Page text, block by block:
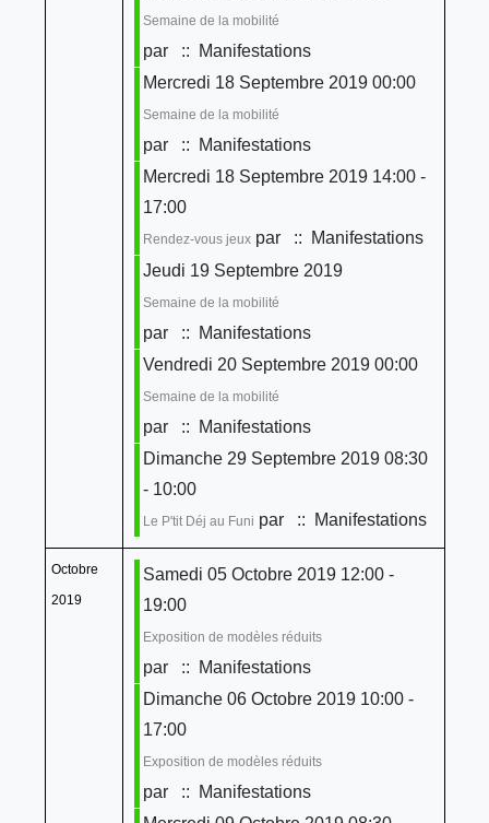
Semaine de la mobilité
par
:: Manifestations
Mercredi 18 Septembre 2019 00:00
Semaine de la mobilité
par
:: Manifestations
Mercredi 18 Septembre 2019 14:00 -
17:00
Rendez-vous jeuxpar
:: Manifestations
Jeudi 19 Septembre 2019
Semaine de la mobilité
par
:: Manifestations
Vendredi 20 Septembre 2019 00:00
Semaine de la mobilité
par
:: Manifestations
Dimanche 29 Septembre 2019 08:30
- 10:00
Le P'tit Déj au Funi par :: Manifestations
Octobre
2019
Samedi 05 Octobre 2019 12:00 -
19:00
Exposition de modèles réduits
par
:: Manifestations
Dimanche 06 Octobre 2019 10:00 -
17:00
Exposition de modèles réduits
par
:: Manifestations